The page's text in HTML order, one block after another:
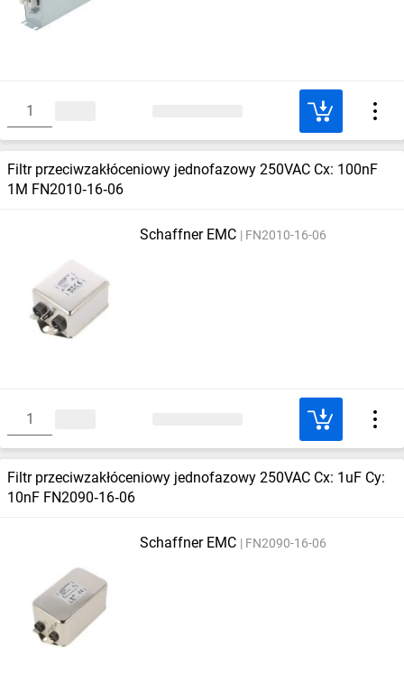
Filtr przeciwzakłóceniowy jednofazowy 250VAC Cx: 100nF
1M FN2010‑16‑06
Schaffner EMC FN2010-16-06
Filtr przeciwzakłóceniowy jednofazowy 250VAC Cx: 1uF Cy:
10nF FN2090‑16‑06
Schaffner EMC FN2090-16-06